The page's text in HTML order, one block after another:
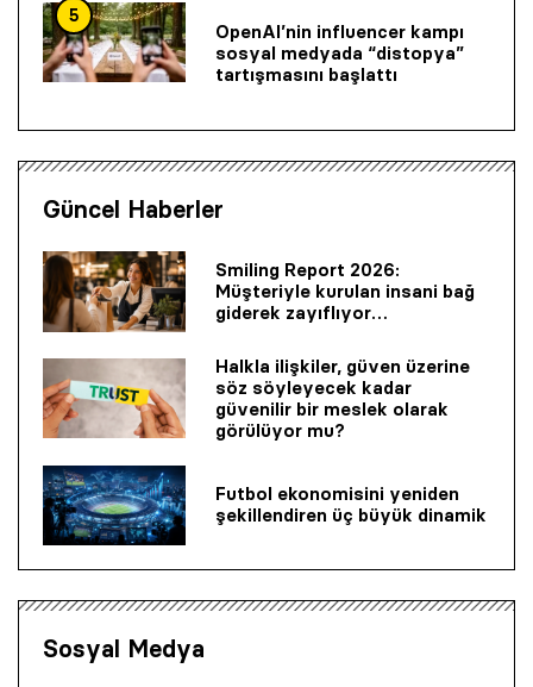
5
OpenAI’nin influencer kampı
sosyal medyada “distopya”
tartışmasını başlattı
Güncel Haberler
Smiling Report 2026:
Müşteriyle kurulan insani bağ
giderek zayıflıyor…
Halkla ilişkiler, güven üzerine
söz söyleyecek kadar
güvenilir bir mes­lek olarak
görülüyor mu?
Futbol ekonomisini yeniden
şekillendiren üç büyük dinamik
Sosyal Medya